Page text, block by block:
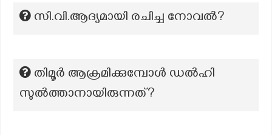
സി.വി.ആദ്യമായി രചിച്ച നോവല്‍?
തിമൂർ ആക്രമിക്കുമ്പോൾ ഡൽഹി
സുൽത്താനായിരുന്നത്?